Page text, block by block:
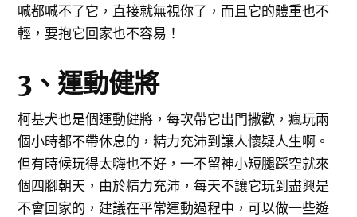
喊都喊不了它，直接就無視你了，而且它的體重也不
輕，要抱它回家也不容易！
3、運動健將
柯基犬也是個運動健將，每次帶它出門撒歡，瘋玩兩
個小時都不帶休息的，精力充沛到讓人懷疑人生啊。
但有時候玩得太嗨也不好，一不留神小短腿踩空就來
個四腳朝天，由於精力充沛，每天不讓它玩到盡興是
不會回家的，建議在平常運動過程中，可以做一些遊